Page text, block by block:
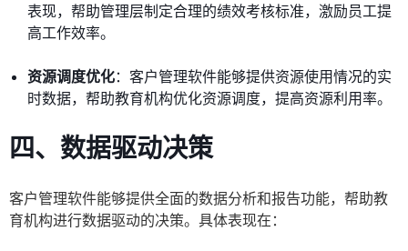
表现，帮助管理层制定合理的绩效考核标准，激励员工提
高工作效率。
资源调度优化：客户管理软件能够提供资源使用情况的实
时数据，帮助教育机构优化资源调度，提高资源利用率。
四、数据驱动决策
客户管理软件能够提供全面的数据分析和报告功能，帮助教
育机构进行数据驱动的决策。具体表现在：